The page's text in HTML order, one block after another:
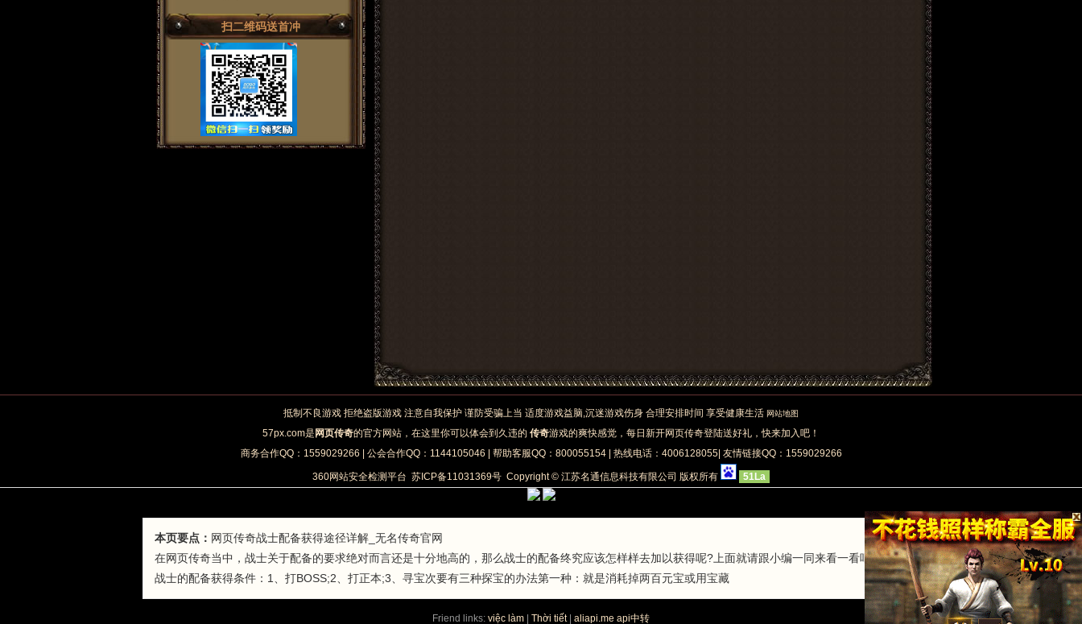
扫二维码送首冲
抵制不良游戏 拒绝盗版游戏 注意自我保护 谨防受骗上当 适度游戏益脑,沉迷游戏伤身 合理安排时间 享受健康生活 网站地图
57px.com是 网页传奇的官方网站，在这里你可以体会到久违的 传奇游戏的爽快感觉，每日新开网页传奇登陆送好礼，快来加入吧！
商务合作QQ：1559029266 | 公会合作QQ：1144105046 | 帮助客服QQ：800055154 | 热线电话：4006128055| 友情链接QQ：1559029266
360网站安全检测平台 苏ICP备11031369号 Copyright © 江苏名通信息科技有限公司 版权所有 51La
本页要点： 网页传奇战士配备获得途径详解_无名传奇官网
在网页传奇当中，战士关于配备的要求绝对而言还是十分地高的，那么战士的配备终究应该怎样样去加以获得呢?上面就请跟小编一同来看一看吧。网页传奇
战士的配备获得条件：1、打BOSS;2、打正本;3、寻宝次要有三种探宝的办法第一种：就是消耗掉两百元宝或用宝藏
Friend links: việc làm Thời tiết aliapi.me api中转